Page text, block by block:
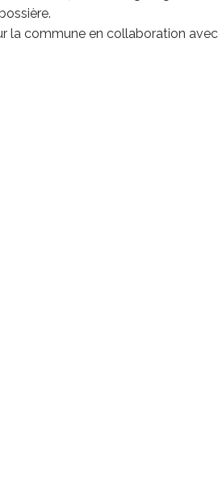
la commune en collaboration avec